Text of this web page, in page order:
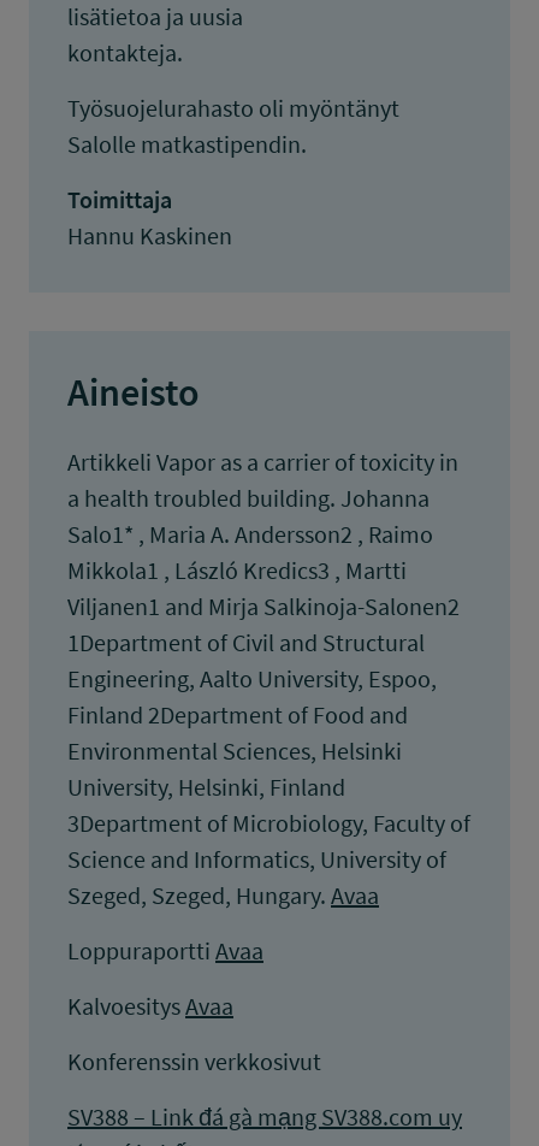
lisätietoa ja uusia
kontakteja.
Työsuojelurahasto oli myöntänyt
Salolle matkastipendin.
Toimittaja
Hannu Kaskinen
Aineisto
Artikkeli Vapor as a carrier of toxicity in
a health troubled building. Johanna
Salo1* , Maria A. Andersson2 , Raimo
Mikkola1 , László Kredics3 , Martti
Viljanen1 and Mirja Salkinoja-Salonen2
1Department of Civil and Structural
Engineering, Aalto University, Espoo,
Finland 2Department of Food and
Environmental Sciences, Helsinki
University, Helsinki, Finland
3Department of Microbiology, Faculty of
Science and Informatics, University of
Szeged, Szeged, Hungary. Avaa
Loppuraportti Avaa
KalvoesitysAvaa
Konferenssin verkkosivut
SV388 – Link đá gà mạng SV388.com uy